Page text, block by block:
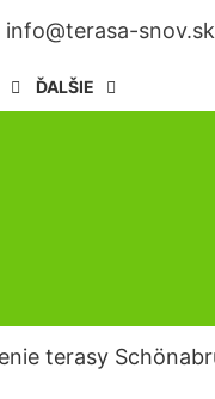
info@terasa-snov.sk
ĎALŠIE